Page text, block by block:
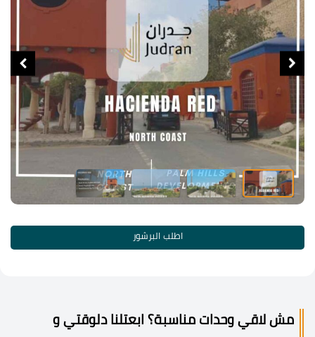
اطلب البرشور
مش لاقي وحدات مناسبة؟ ابعتلنا دلوقتي و